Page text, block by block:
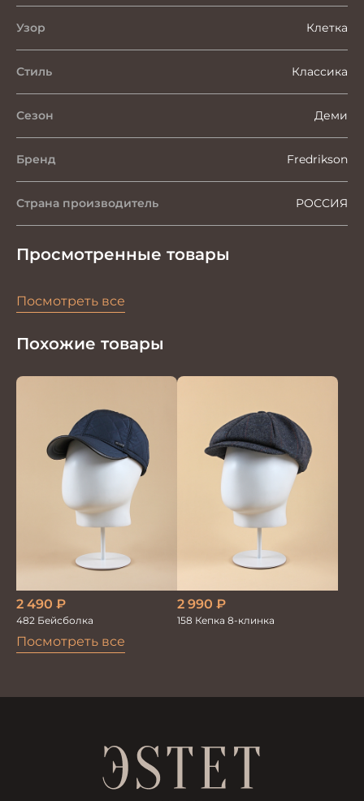
Узор Клетка
Стиль Классика
Сезон Деми
Бренд Fredrikson
Страна производитель РОССИЯ
Просмотренные товары
Посмотреть все
Похожие товары
Посмотреть все
2 490 ₽
482 Бейсболка
2 990 ₽
158 Кепка 8-клинка